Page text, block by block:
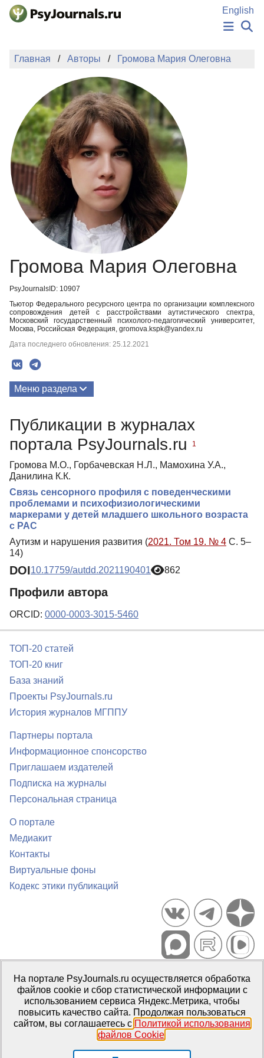
Перейти к основному содержанию
English
НОВОСТИ
АВТОРЫ
ПОДАТЬ РУКОПИСЬ
БАЗА ЗНАНИЙ
КЛЮЧЕВЫЕ СЛОВА
Регистрация
Главная Авторы Громова Мария Олеговна
Громова Мария Олеговна
PsyJournalsID: 10907
Тьютор Федерального ресурсного центра по организации комплексного
сопровождения детей с расстройствами аутистического спектра,
Московский государственный психолого-педагогический университет,
Москва, Российская Федерация, gromova.kspk@yandex.ru
Дата последнего обновления: 25.12.2021
Меню раздела
Публикации в журналах
портала PsyJournals.ru
1
Громова М.О., Горбачевская Н.Л., Мамохина У.А.,
Данилина К.К.
Связь сенсорного профиля с поведенческими
проблемами и психофизиологическими
маркерами у детей младшего школьного возраста
с РАС
Аутизм и нарушения развития (2021. Том 19. № 4 С. 5–
14)
DOI10.17759/autdd.2021190401 862
Профили автора
ORCID: 0000-0003-3015-5460
ТОП-20 статей
ТОП-20 книг
База знаний
Проекты PsyJournals.ru
История журналов МГППУ
Партнеры портала
Информационное спонсорство
Приглашаем издателей
Подписка на журналы
Персональная страница
О портале
Медиакит
Контакты
Виртуальные фоны
Кодекс этики публикаций
Портал психологических изданий PsyJournals.ru, 2007–2026
Правила использования материалов
Свидетельство регистрации СМИЭл № ФС77-66447 от 14 июля
2016 г.
Издатель: ФГБОУ ВО МГППУ
На портале PsyJournals.ru осуществляется обработка
файлов cookie и сбор статистической информации с
использованием сервиса Яндекс.Метрика, чтобы
повысить качество сайта. Продолжая пользоваться
сайтом, вы соглашаетесь с Политикой использования
файлов Cookie.